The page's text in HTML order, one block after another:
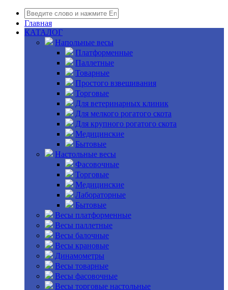
Главная
КАТАЛОГ
Напольные весы
Платформенные
Паллетные
Товарные
Простого взвешивания
Торговые
Для ветеринарных клиник
Для мелкого рогатого скота
Для крупного рогатого скота
Медицинские
Бытовые
Настольные весы
Фасовочные
Торговые
Медицинские
Лабораторные
Бытовые
Весы платформенные
Весы паллетные
Весы балочные
Весы крановые
Динамометры
Весы товарные
Весы фасовочные
Весы торговые настольные